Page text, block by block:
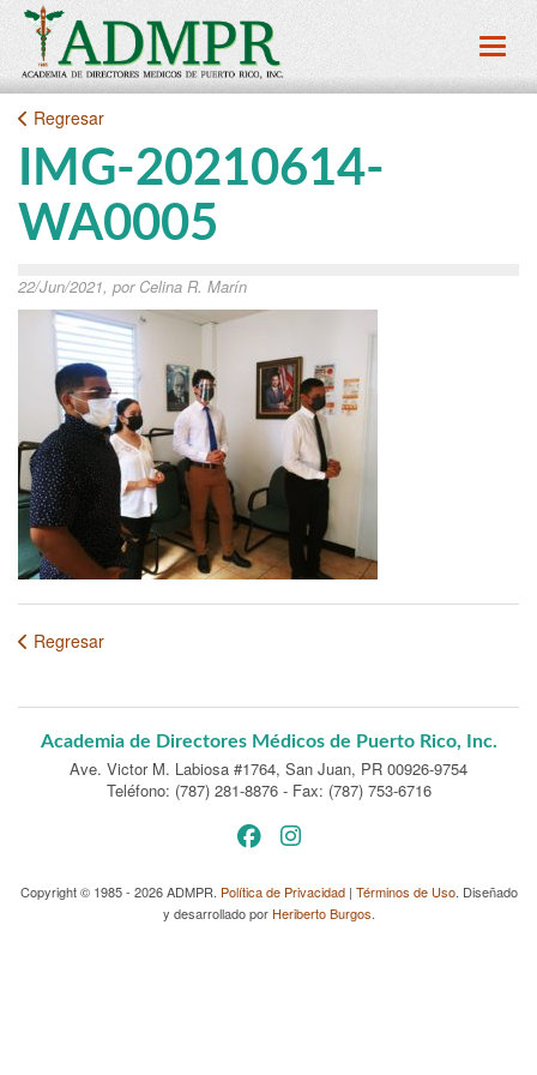
Regresar
IMG-20210614-
WA0005
22/Jun/2021, por Celina R. Marín
Regresar
Academia de Directores Médicos de Puerto Rico, Inc.
Ave. Victor M. Labiosa #1764, San Juan, PR 00926-9754
Teléfono: (787) 281-8876 - Fax: (787) 753-6716
Copyright © 1985 - 2026 ADMPR. Política de Privacidad| Términos de Uso. Diseñado
y desarrollado por Heriberto Burgos.